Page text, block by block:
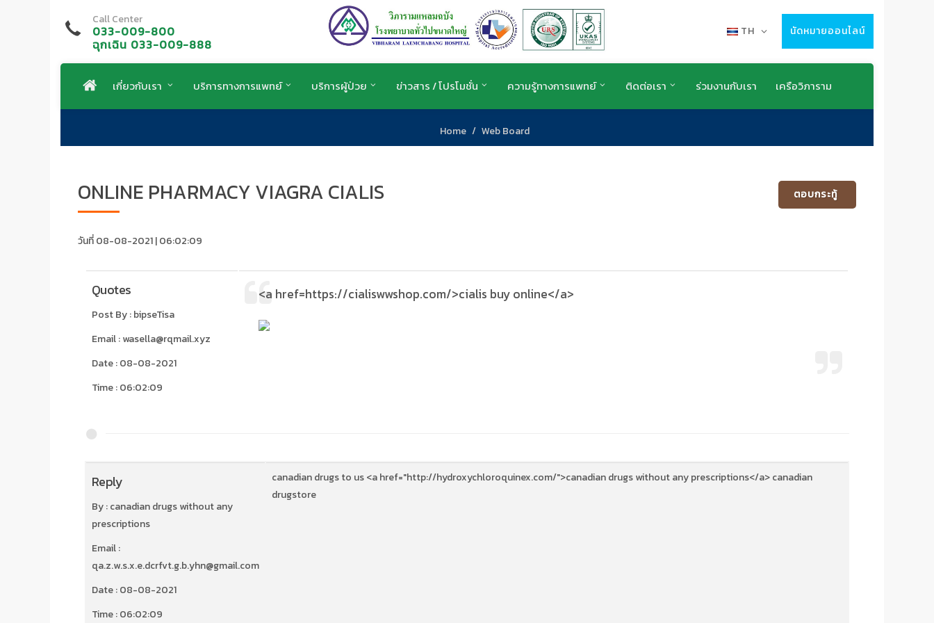
Call Center
033-009-800
ฉุกเฉิน 033-009-888
TH นัดหมายออนไลน์
เกี่ยวกับเรา บริการทางการแพทย์ บริการผู้ป่วย ข่าวสาร / โปรโมชั่น ความรู้ทางการแพทย์ ติดต่อเรา ร่วมงานกับเรา เครือวิภาราม
Home Web Board
ONLINE PHARMACY VIAGRA CIALIS
วันที่ 08-08-2021 | 06:02:09
ตอบกระทู้
Quotes
Post By : bipseTisa
Email : wasella@rqmail.xyz
Date : 08-08-2021
Time : 06:02:09
<a href=https://cialiswwshop.com/>cialis buy online</a>
Reply
By : canadian drugs without any
prescriptions
Email :
qa.z.w.s.x.e.dcrfvt.g.b.yhn@gmail.com
Date : 08-08-2021
Time : 06:02:09
canadian drugs to us <a href="http://hydroxychloroquinex.com/">canadian drugs without any prescriptions</a> canadian
drugstore